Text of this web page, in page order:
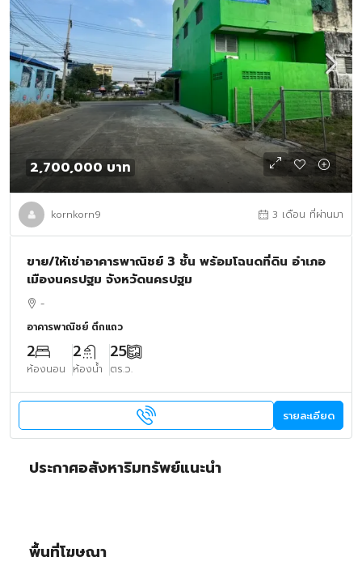
2,700,000 บาท
kornkorn9 3 เดือน ที่ผ่านมา
ขาย/ให้เช่าอาคารพาณิชย์ 3 ชั้น พร้อมโฉนดที่ดิน อำเภอ
เมืองนครปฐม จังหวัดนครปฐม
-
อาคารพาณิชย์ ตึกแถว
2
ห้องนอน
2
ห้องน้ำ
25
ตร.ว.
รายละเอียด
ประกาศอสังหาริมทรัพย์แนะนำ
พื้นที่โฆษณา